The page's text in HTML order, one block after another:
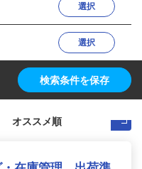
選択
選択
検索条件を保存